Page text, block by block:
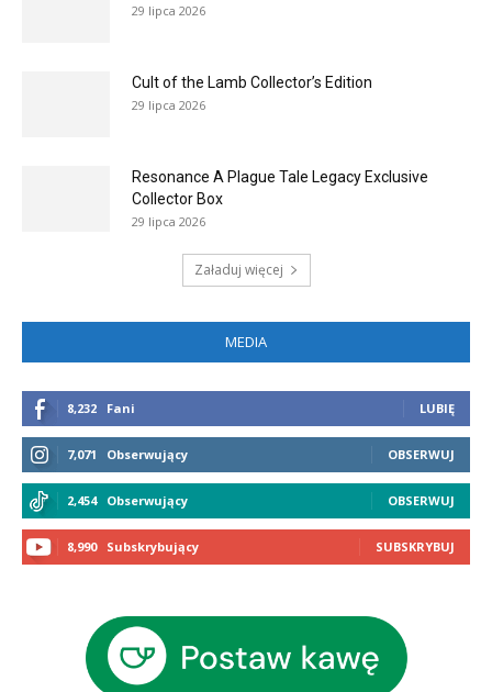
29 lipca 2026
Cult of the Lamb Collector’s Edition
29 lipca 2026
Resonance A Plague Tale Legacy Exclusive
Collector Box
29 lipca 2026
Załaduj więcej
MEDIA
8,232 Fani LUBIĘ
7,071 Obserwujący OBSERWUJ
2,454 Obserwujący OBSERWUJ
8,990 Subskrybujący SUBSKRYBUJ